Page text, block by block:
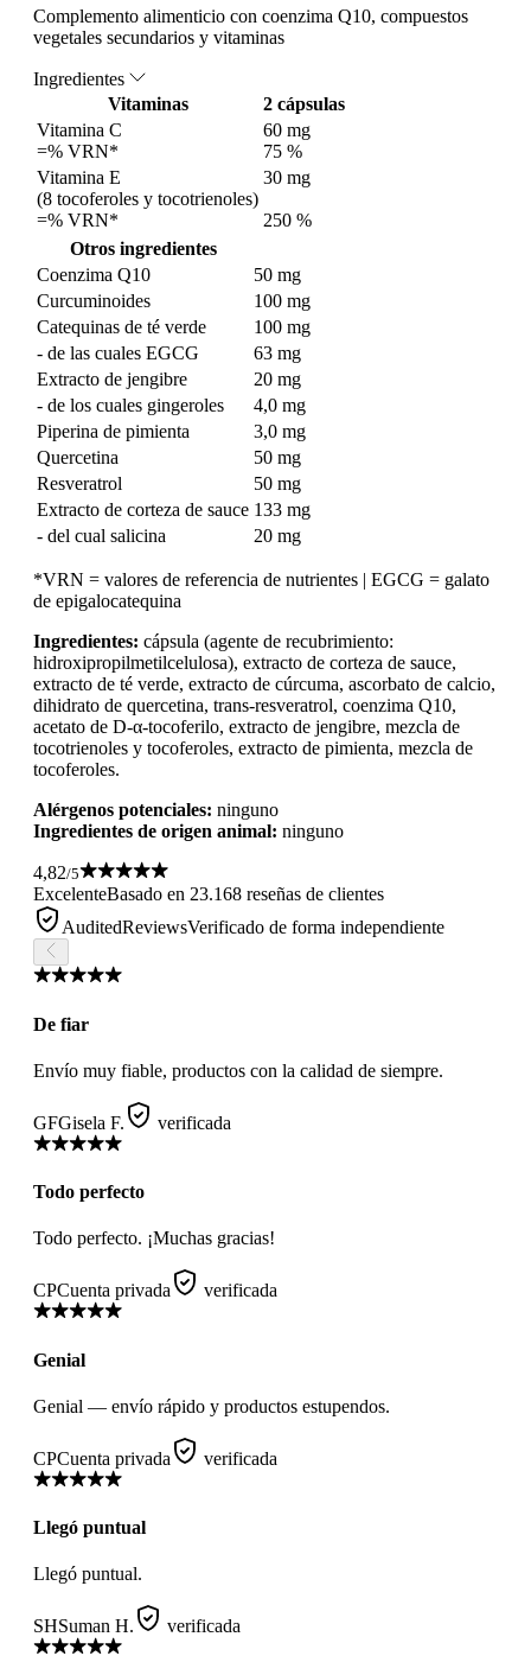
Complemento alimenticio con coenzima Q10, compuestos
vegetales secundarios y vitaminas
Ingredientes
Vitaminas
2 cápsulas
Vitamina C
=% VRN*
60 mg
75 %
Vitamina E
(8 tocoferoles y tocotrienoles)
=% VRN*
30 mg
250 %
Otros ingredientes
Coenzima Q10
50 mg
Curcuminoides
100 mg
Catequinas de té verde
100 mg
- de las cuales EGCG
63 mg
Extracto de jengibre
20 mg
- de los cuales gingeroles
4,0 mg
Piperina de pimienta
3,0 mg
Quercetina
50 mg
Resveratrol
50 mg
Extracto de corteza de sauce 133 mg
- del cual salicina
20 mg
*VRN = valores de referencia de nutrientes | EGCG = galato
de epigalocatequina
Ingredientes: cápsula (agente de recubrimiento:
hidroxipropilmetilcelulosa), extracto de corteza de sauce,
extracto de té verde, extracto de cúrcuma, ascorbato de calcio,
dihidrato de quercetina, trans-resveratrol, coenzima Q10,
acetato de D-α-tocoferilo, extracto de jengibre, mezcla de
tocotrienoles y tocoferoles, extracto de pimienta, mezcla de
tocoferoles.
Alérgenos potenciales: ninguno
Ingredientes de origen animal: ninguno
4,82/5
ExcelenteBasado en 23.168 reseñas de clientes
AuditedReviewsVerificado de forma independiente
De fiar
Envío muy fiable, productos con la calidad de siempre.
GFGisela F. verificada
Todo perfecto
Todo perfecto. ¡Muchas gracias!
CPCuenta privada verificada
Genial
Genial — envío rápido y productos estupendos.
CPCuenta privada verificada
Llegó puntual
Llegó puntual.
SHSuman H. verificada